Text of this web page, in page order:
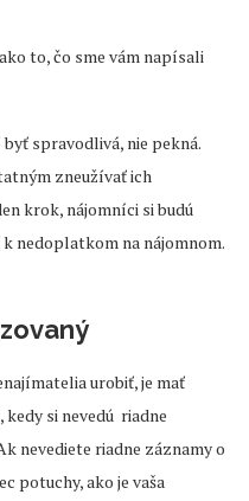
to, čo sme vám napísali
spravodlivá, nie pekná.
zneužívať ich
krok, nájomníci si budú
nedoplatkom na nájomnom.
urobiť, je mať
si nevedú riadne
nevediete riadne záznamy o
potuchy, ako je vaša